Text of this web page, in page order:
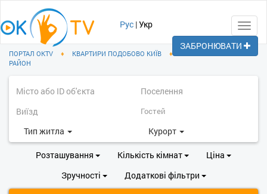
Рус |Укр
ПОРТАЛ OKTV ♦ КВАРТИРИ ПОДОБОВО КИЇВ ♦
РАЙОН
Тип житла Курорт
Розташування Кількість кімнат
Ціна
Зручності
Додаткові фільтри
ЗАБРОНЮВАТИ